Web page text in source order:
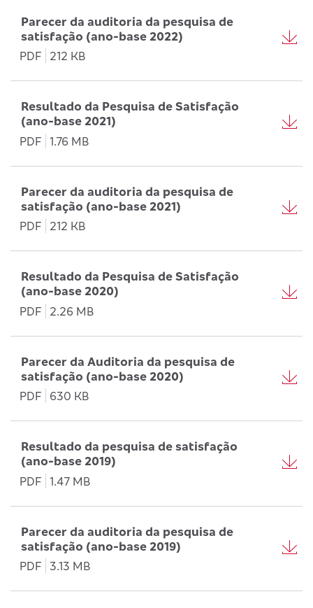
Parecer da auditoria da pesquisa de
satisfação (ano-base 2022)
PDF
212 KB
Resultado da Pesquisa de Satisfação
(ano-base 2021)
PDF 1.76 MB
Parecer da auditoria da pesquisa de
satisfação (ano-base 2021)
PDF
212 KB
Resultado da Pesquisa de Satisfação
(ano-base 2020)
PDF
2.26 MB
Parecer da Auditoria da pesquisa de
satisfação (ano-base 2020)
PDF
630 KB
Resultado da pesquisa de satisfação
(ano-base 2019)
PDF 1.47 MB
Parecer da auditoria da pesquisa de
satisfação (ano-base 2019)
PDF
3.13 MB